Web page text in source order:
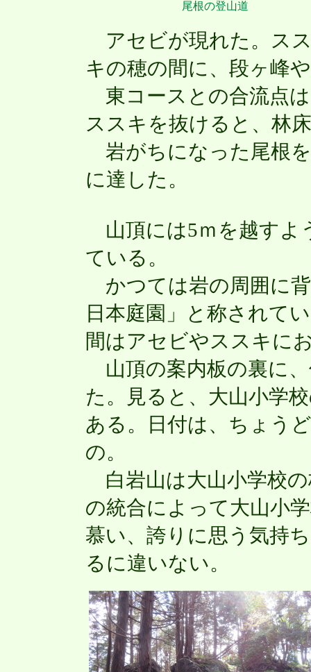
尾根の登山道
アセビが現れた。ス
キの穂の間に、段ヶ峰
東コースとの合流点
ススキを抜けると、林
岩がちになった尾根
に達した。
山頂には5ｍを越すよ
ている。
かつては岩の周囲に
日本庭園」と称されて
間はアセビやススキに
山頂の案内板の裏に
た。見ると、大山小学
ある。日付は、ちょう
の。
白岩山は大山小学校
の統合によって大山小
慕い、誇りに思う気持
るに違いない。